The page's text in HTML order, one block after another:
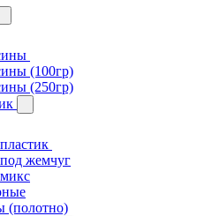
(100гр)
(250гр)
жемчуг
(полотно)